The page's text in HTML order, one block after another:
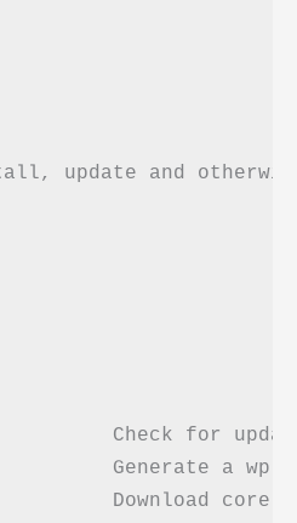
update and
Check for
Generate a wp-
Download core